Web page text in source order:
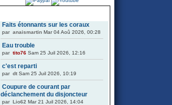
Faits étonnants sur les coraux
par anaismartin Mar 04 Aoû 2026, 00:28
Eau trouble
par tito76 Sam 25 Juil 2026, 12:16
c'est reparti
par dt Sam 25 Juil 2026, 10:19
Coupure de courant par
déclanchement du disjoncteur
par Lio62 Mar 21 Juil 2026, 14:04